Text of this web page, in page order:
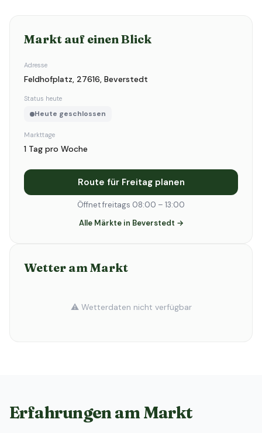
Markt auf einen Blick
Adresse
Feldhofplatz, 27616, Beverstedt
Status heute
Heute geschlossen
Markttage
1 Tag pro Woche
Route für Freitag planen
Öffnet freitags 08:00 – 13:00
Alle Märkte in Beverstedt →
Wetter am Markt
⚠️ Wetterdaten nicht verfügbar
Erfahrungen am Markt